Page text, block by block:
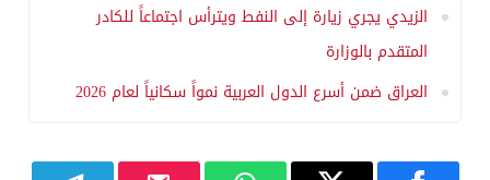
الزيدي يجري زيارة إلى النفط ويترأس اجتماعاً للكادر
المتقدم بالوزارة
العراق ضمن أسرع الدول العربية نمواً سكانياً لعام 2026